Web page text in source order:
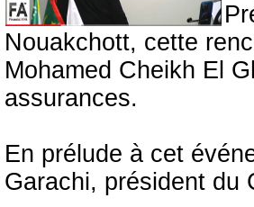
Nouakchott, cette
Mohamed Cheikh El
assurances.
En prélude à cet
Garachi, président du